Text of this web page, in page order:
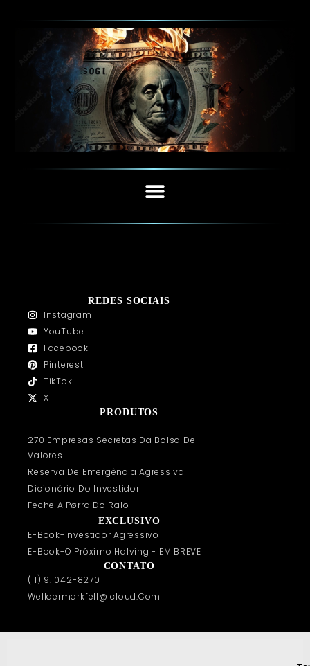
REDES SOCIAIS
Instagram
YouTube
Facebook
Pinterest
TikTok
X
PRODUTOS
270 Empresas Secretas Da Bolsa De
Valores
Reserva De Emergência Agressiva
Dicionário Do Investidor
Feche A Pørra Do Ralo
EXCLUSIVO
E-Book-Investidor Agressivo
E-Book-O Próximo Halving - EM BREVE
CONTATO
(11) 9.1042-8270
Welldermarkfell@icloud.com